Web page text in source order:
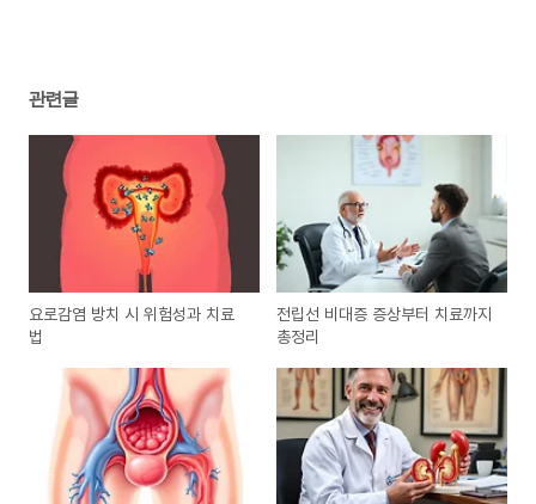
관련글
요로감염 방치 시 위험성과 치료
법
전립선 비대증 증상부터 치료까지
총정리